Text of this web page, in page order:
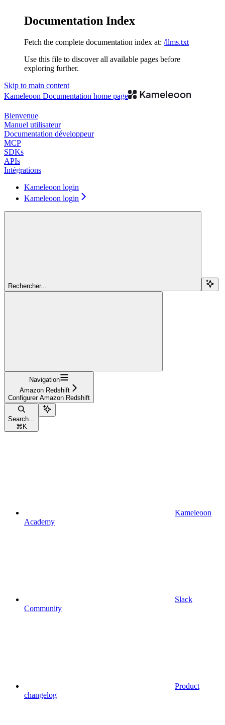
Documentation Index
Fetch the complete documentation index at: /llms.txt
Use this file to discover all available pages before
exploring further.
Skip to main content
Kameleoon Documentation home page
Bienvenue
Manuel utilisateur
Documentation développeur
MCP
SDKs
APIs
Intégrations
Kameleoon login
Kameleoon login
Rechercher...
Navigation
Amazon Redshift
Configurer Amazon Redshift
Search...
⌘ K
Kameleoon
Academy
Slack
Community
Product
changelog